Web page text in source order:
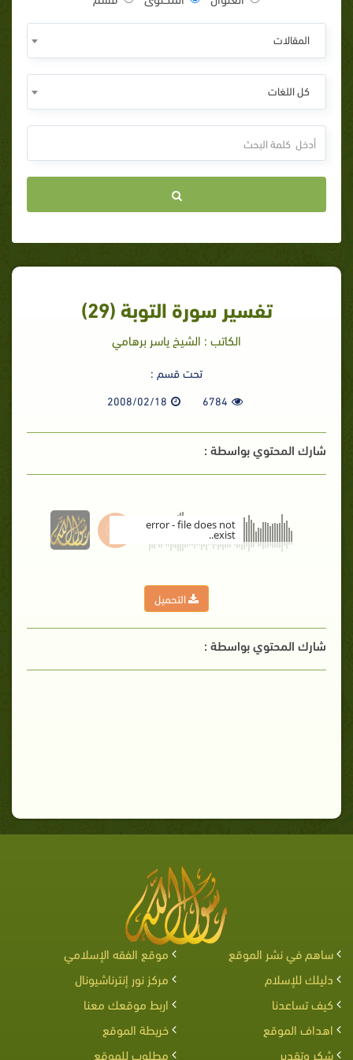
المقالات
كل اللغات
تفسير سورة التوبة (29)
الكاتب : الشيخ ياسر برهامي
تحت قسم :
6784
2008/02/18
شارك المحتوي بواسطة :
error - file does not
exist..
التحميل
شارك المحتوي بواسطة :
ساهم في نشر الموقع
موقع الفقه الإسلامي
دليلك للإسلام
مركز نور إنترناشيونال
كيف تساعدنا
اربط موقعك معنا
اهداف الموقع
خريطة الموقع
شكر وتقدير
مطلوب للموقع